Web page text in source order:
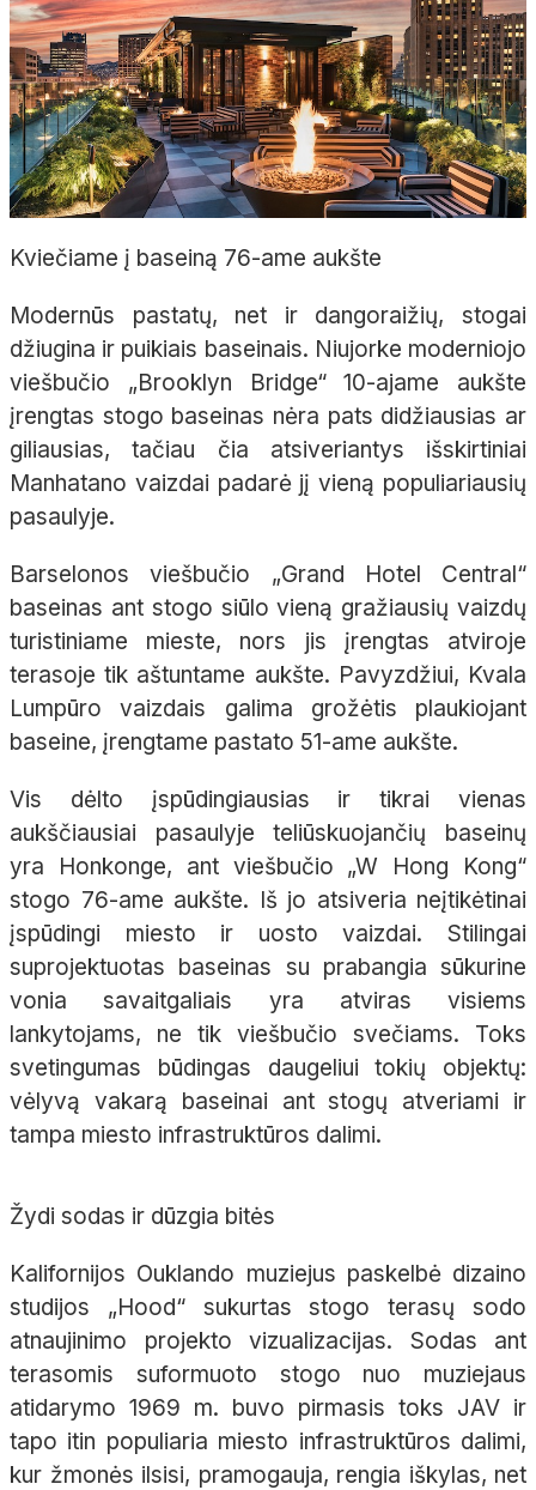
Kviečiame į baseiną 76-ame aukšte
Modernūs pastatų, net ir dangoraižių, stogai
džiugina ir puikiais baseinais. Niujorke moderniojo
viešbučio „Brooklyn Bridge“ 10-ajame aukšte
įrengtas stogo baseinas nėra pats didžiausias ar
giliausias, tačiau čia atsiveriantys išskirtiniai
Manhatano vaizdai padarė jį vieną populiariausių
pasaulyje.
Barselonos viešbučio „Grand Hotel Central“
baseinas ant stogo siūlo vieną gražiausių vaizdų
turistiniame mieste, nors jis įrengtas atviroje
terasoje tik aštuntame aukšte. Pavyzdžiui, Kvala
Lumpūro vaizdais galima grožėtis plaukiojant
baseine, įrengtame pastato 51-ame aukšte.
Vis dėlto įspūdingiausias ir tikrai vienas
aukščiausiai pasaulyje teliūskuojančių baseinų
yra Honkonge, ant viešbučio „W Hong Kong“
stogo 76-ame aukšte. Iš jo atsiveria neįtikėtinai
įspūdingi miesto ir uosto vaizdai. Stilingai
suprojektuotas baseinas su prabangia sūkurine
vonia savaitgaliais yra atviras visiems
lankytojams, ne tik viešbučio svečiams. Toks
svetingumas būdingas daugeliui tokių objektų:
vėlyvą vakarą baseinai ant stogų atveriami ir
tampa miesto infrastruktūros dalimi.
Žydi sodas ir dūzgia bitės
Kalifornijos Ouklando muziejus paskelbė dizaino
studijos „Hood“ sukurtas stogo terasų sodo
atnaujinimo projekto vizualizacijas. Sodas ant
terasomis suformuoto stogo nuo muziejaus
atidarymo 1969 m. buvo pirmasis toks JAV ir
tapo itin populiaria miesto infrastruktūros dalimi,
kur žmonės ilsisi, pramogauja, rengia iškylas, net